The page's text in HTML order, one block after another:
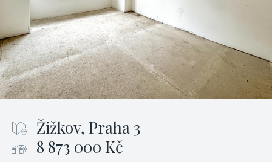
Žižkov, Praha 3
8 873 000 Kč